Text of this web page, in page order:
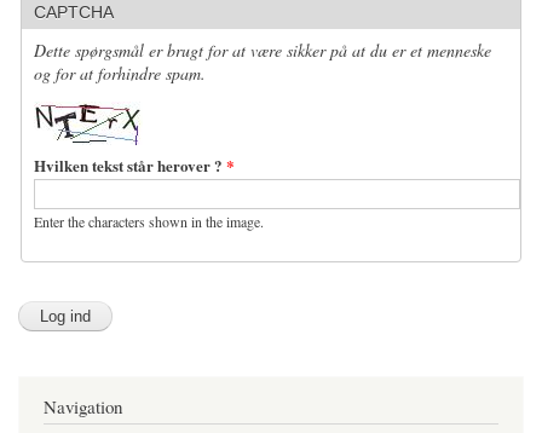
CAPTCHA
Dette spørgsmål er brugt for at være sikker på at du er et menneske
og for at forhindre spam.
Hvilken tekst står herover ? *
Enter the characters shown in the image.
Navigation